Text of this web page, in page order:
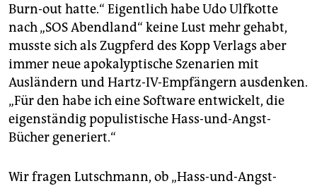
Burn-out hatte.“ Eigentlich habe Udo Ulfkotte
nach „SOS Abendland“ keine Lust mehr gehabt,
musste sich als Zugpferd des Kopp Verlags aber
immer neue apokalyptische Szenarien mit
Ausländern und Hartz-IV-Empfängern ausdenken.
„Für den habe ich eine Software entwickelt, die
eigenständig populistische Hass-und-Angst-
Bücher generiert.“
Wir fragen Lutschmann, ob „Hass-und-Angst-